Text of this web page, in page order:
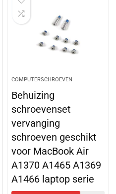
COMPUTERSCHROEVEN
Behuizing
schroevenset
vervanging
schroeven geschikt
voor MacBook Air
A1370 A1465 A1369
A1466 laptop serie